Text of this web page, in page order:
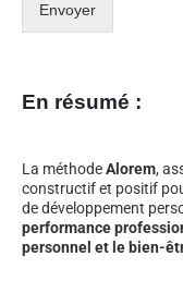
Envoyer
En résumé :
La méthodeAlorem,
constructif et positif
de développement
performance
personnel et le bien-